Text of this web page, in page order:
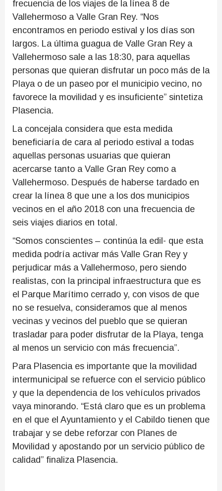
frecuencia de los viajes de la línea 8 de
Vallehermoso a Valle Gran Rey. “Nos
encontramos en periodo estival y los días son
largos. La última guagua de Valle Gran Rey a
Vallehermoso sale a las 18:30, para aquellas
personas que quieran disfrutar un poco más de la
Playa o de un paseo por el municipio vecino, no
favorece la movilidad y es insuficiente” sintetiza
Plasencia.
La concejala considera que esta medida
beneficiaría de cara al periodo estival a todas
aquellas personas usuarias que quieran
acercarse tanto a Valle Gran Rey como a
Vallehermoso. Después de haberse tardado en
crear la línea 8 que une a los dos municipios
vecinos en el año 2018 con una frecuencia de
seis viajes diarios en total.
“Somos conscientes – continúa la edil- que esta
medida podría activar más Valle Gran Rey y
perjudicar más a Vallehermoso, pero siendo
realistas, con la principal infraestructura que es
el Parque Marítimo cerrado y, con visos de que
no se resuelva, consideramos que al menos
vecinas y vecinos del pueblo que se quieran
trasladar para poder disfrutar de la Playa, tenga
al menos un servicio con más frecuencia”.
Para Plasencia es importante que la movilidad
intermunicipal se refuerce con el servicio público
y que la dependencia de los vehículos privados
vaya minorando. “Está claro que es un problema
en el que el Ayuntamiento y el Cabildo tienen que
trabajar y se debe reforzar con Planes de
Movilidad y apostando por un servicio público de
calidad” finaliza Plasencia.